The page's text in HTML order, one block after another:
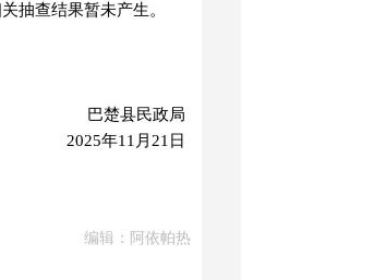
抽查结果暂未产生。
巴楚县民政局
2025年11月21日
编辑：阿依帕热